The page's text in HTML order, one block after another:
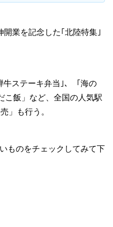
業を記念した｢北陸特集｣
ステーキ弁当｣、「海の
こ飯」など、全国の人気駅
」も行う。
ものをチェックしてみて下